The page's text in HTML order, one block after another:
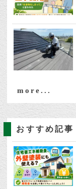
more...
おすすめ記事